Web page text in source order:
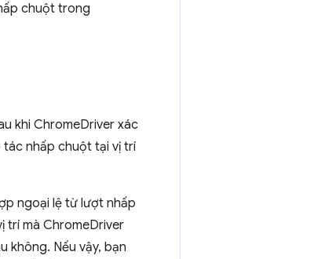
chuột trong
khi ChromeDriver xác
nhấp chuột tại vị trí
ngoại lệ từ lượt nhấp
trí mà ChromeDriver
không. Nếu vậy, bạn